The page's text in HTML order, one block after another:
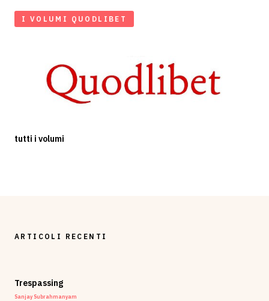
I VOLUMI QUODLIBET
tutti i volumi
ARTICOLI RECENTI
Trespassing
Sanjay Subrahmanyam